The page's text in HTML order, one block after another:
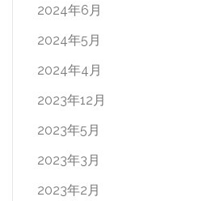
2024年6月
2024年5月
2024年4月
2023年12月
2023年5月
2023年3月
2023年2月